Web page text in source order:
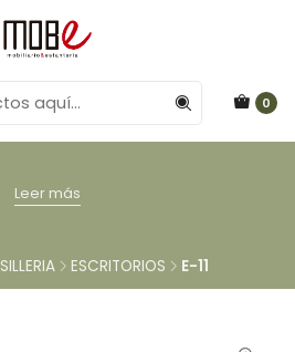
0
Leer más
SILLERIA ESCRITORIOS E-11